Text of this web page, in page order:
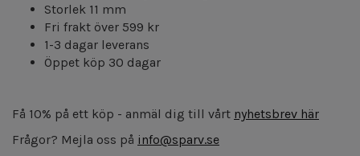
Storlek 11 mm
Fri frakt över 599 kr
1-3 dagar leverans
Öppet köp 30 dagar
Få 10% på ett köp - anmäl dig till vårt nyhetsbrev här
Frågor? Mejla oss på info@sparv.se